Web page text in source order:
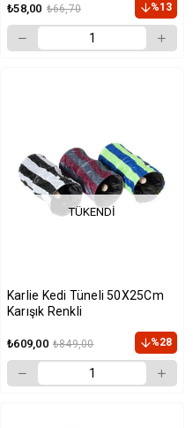
₺58,00 ₺66,70 %13
TÜKENDI
Karlie Kedi Tüneli 50X25Cm
Karışık Renkli
₺609,00 ₺849,00 %28